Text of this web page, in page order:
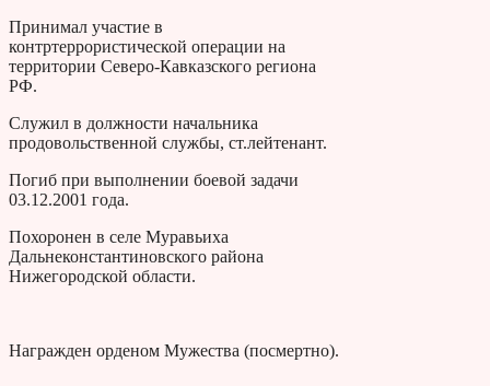
Принимал участие в
контртеррористической операции на
территории Северо-Кавказского региона
РФ.
Служил в должности начальника
продовольственной службы, ст.лейтенант.
Погиб при выполнении боевой задачи
03.12.2001 года.
Похоронен в селе Муравьиха
Дальнеконстантиновского района
Нижегородской области.
Награжден орденом Мужества (посмертно).